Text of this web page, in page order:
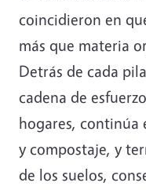
coincidieron en
más que materia
Detrás de cada
cadena de
hogares, continúa
y compostaje, y
de los suelos,